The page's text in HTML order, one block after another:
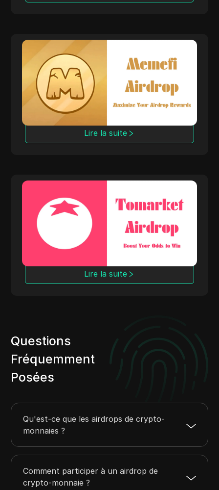
Memefi Airdrop
Maximisez vos chances de recevoir des jetons
gratuits lors de l'airdrop de Memefi en
configurant plusieurs portefeuilles. Gérez
plusieurs adresses pour participer au monde
amusant des pièces de mèmes et des
récompenses potentielles.
Lire la suite
Préparez plusieurs portefeuilles pour
participer à l'airdrop de Tomarket. Gérez
facilement plusieurs adresses pour débloquer
plus de jetons et gagner des récompenses
dans le marché décentralisé.
Lire la suite
Questions
Fréquemment
Posées
Qu'est-ce que les airdrops de crypto-
monnaies ?
Comment participer à un airdrop de
crypto-monnaie ?